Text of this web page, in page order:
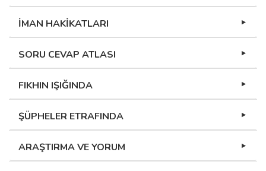
İMAN HAKİKATLARI
SORU CEVAP ATLASI
FIKHIN IŞIĞINDA
ŞÜPHELER ETRAFINDA
ARAŞTIRMA VE YORUM